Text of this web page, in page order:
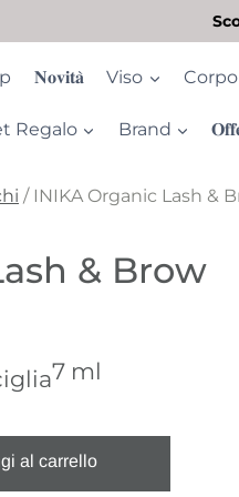
𝐍𝐨𝐯𝐢𝐭𝐚̀ Viso
Regalo Brand
/ INIKA Organic Lash &
& Brow
7 ml
al carrello